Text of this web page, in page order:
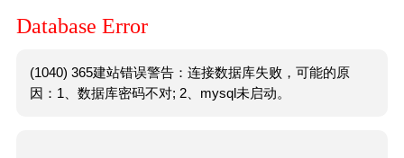
Database Error
(1040) 365建站错误警告：连接数据库失败，可能的原
因：1、数据库密码不对; 2、mysql未启动。